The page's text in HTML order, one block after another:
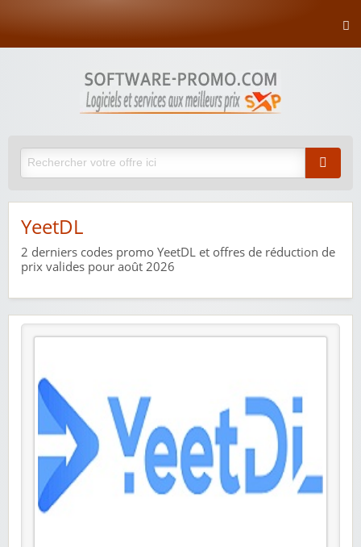
YeetDL
2 derniers codes promo YeetDL et offres de réduction de
prix valides pour août 2026